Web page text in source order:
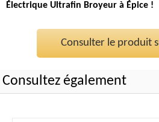
Électrique Ultrafin Broyeur à Épice !
Consulter le produit
Consultez également